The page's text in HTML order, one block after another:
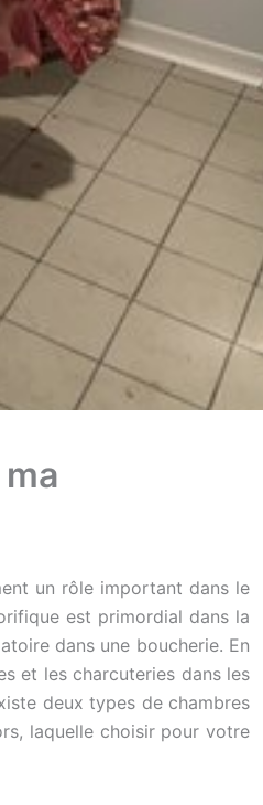
un rôle important dans le
est primordial dans la
dans une boucherie. En
et les charcuteries dans les
deux types de chambres
laquelle choisir pour votre